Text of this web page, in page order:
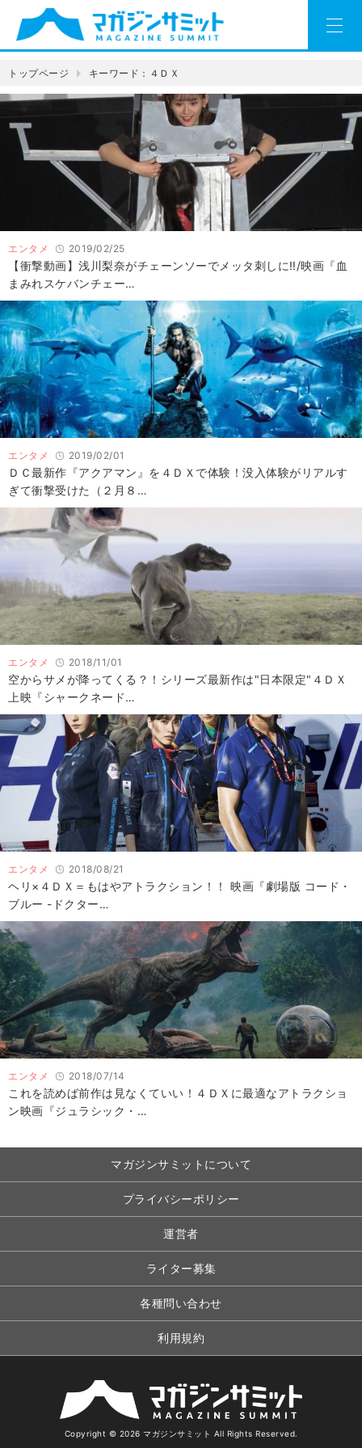
トップページ キーワード：４ＤＸ
エンタメ 2019/02/25
【衝撃動画】浅川梨奈がチェーンソーでメッタ刺しに‼/映画『血
まみれスケバンチェー…
エンタメ 2019/02/01
ＤＣ最新作『アクアマン』を４ＤＸで体験！没入体験がリアルす
ぎて衝撃受けた（２月８…
エンタメ 2018/11/01
空からサメが降ってくる？！シリーズ最新作は"日本限定"４ＤＸ
上映『シャークネード…
エンタメ 2018/08/21
ヘリ×４ＤＸ＝もはやアトラクション！！ 映画『劇場版 コード・
ブルー -ドクター…
エンタメ 2018/07/14
これを読めば前作は見なくていい！４ＤＸに最適なアトラクショ
ン映画『ジュラシック・…
マガジンサミットについて
プライバシーポリシー
運営者
ライター募集
各種問い合わせ
利用規約
Copyright © 2026 マガジンサミット All Rights Reserved.